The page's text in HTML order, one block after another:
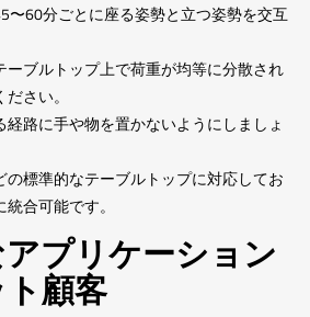
〜60分ごとに座る姿勢と立つ姿勢を交互
ブルトップ上で荷重が均等に分散され
さい。
路に手や物を置かないようにしましょ
の標準的なテーブルトップに対応してお
合可能です。
プリケーション
顧客